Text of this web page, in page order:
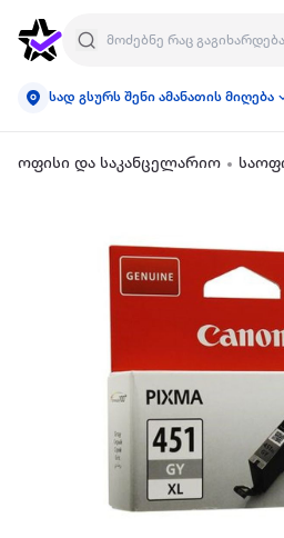
სად გსურს შენი ამანათის მიღება
ოფისი და საკანცელარიო